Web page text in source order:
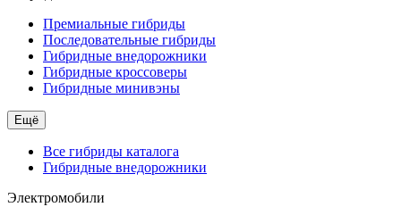
Премиальные гибриды
Последовательные гибриды
Гибридные внедорожники
Гибридные кроссоверы
Гибридные минивэны
Ещё
Все гибриды каталога
Гибридные внедорожники
Электромобили